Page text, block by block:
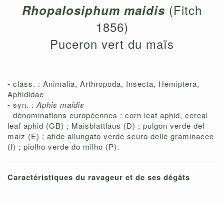
Rhopalosiphum maidis (Fitch
1856)
Puceron vert du maïs
- class. : Animalia, Arthropoda, Insecta, Hemiptera,
Aphididae
- syn. :Aphis maidis
- dénominations européennes : corn leaf aphid, cereal
leaf aphid (GB) ; Maisblattlaus (D) ; pulgon verde del
maiz (E) ; afide allungato verde scuro delle graminacee
(I) ; piolho verde do milho (P).
Caractéristiques du ravageur et de ses dégâts